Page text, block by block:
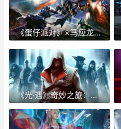
《蛋仔派对》×马应龙联动1月23日最初 蛋仔派对百度百科
《光·遇》奇妙之旅：织光季1月23日升级 光遇最新奇妙之旅